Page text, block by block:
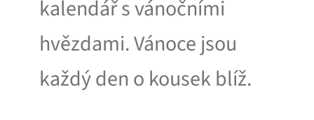
kalendář s vánočními
hvězdami. Vánoce jsou
každý den o kousek blíž.